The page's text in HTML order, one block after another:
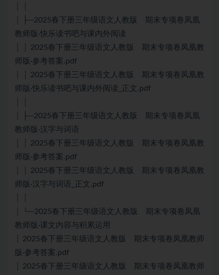
│ ├─2025春下册三年级语文人教版 期末专项卷凤凰
教师版·快乐读书吧与课内外阅读
│ │ 2025春下册三年级语文人教版 期末专项卷凤凰教
师版·参考答案.pdf
│ │ 2025春下册三年级语文人教版 期末专项卷凤凰教
师版·快乐读书吧与课内外阅读_正文.pdf
│ ├─2025春下册三年级语文人教版 期末专项卷凤凰
教师版·汉字与词语
│ │ 2025春下册三年级语文人教版 期末专项卷凤凰教
师版·参考答案.pdf
│ │ 2025春下册三年级语文人教版 期末专项卷凤凰教
师版·汉字与词语_正文.pdf
│ └─2025春下册三年级语文人教版 期末专项卷凤凰
教师版·课文内容与积累运用
│ 2025春下册三年级语文人教版 期末专项卷凤凰教师
版·参考答案.pdf
│ 2025春下册三年级语文人教版 期末专项卷凤凰教师